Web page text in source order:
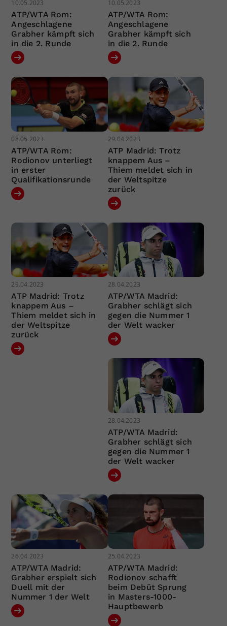
10.05.2023
ATP/WTA Rom:
Angeschlagene
Grabher kämpft sich
in die 2. Runde
10.05.2023
ATP/WTA Rom:
Angeschlagene
Grabher kämpft sich
in die 2. Runde
08.05.2023
ATP/WTA Rom:
Rodionov unterliegt
in erster
Qualifikationsrunde
29.04.2023
ATP Madrid: Trotz
knappem Aus –
Thiem meldet sich in
der Weltspitze
zurück
29.04.2023
ATP Madrid: Trotz
knappem Aus –
Thiem meldet sich in
der Weltspitze
zurück
28.04.2023
ATP/WTA Madrid:
Grabher schlägt sich
gegen die Nummer 1
der Welt wacker
28.04.2023
ATP/WTA Madrid:
Grabher schlägt sich
gegen die Nummer 1
der Welt wacker
26.04.2023
ATP/WTA Madrid:
Grabher erspielt sich
Duell mit der
Nummer 1 der Welt
25.04.2023
ATP/WTA Madrid:
Rodionov schafft
beim Debüt Sprung
in Masters-1000-
Hauptbewerb